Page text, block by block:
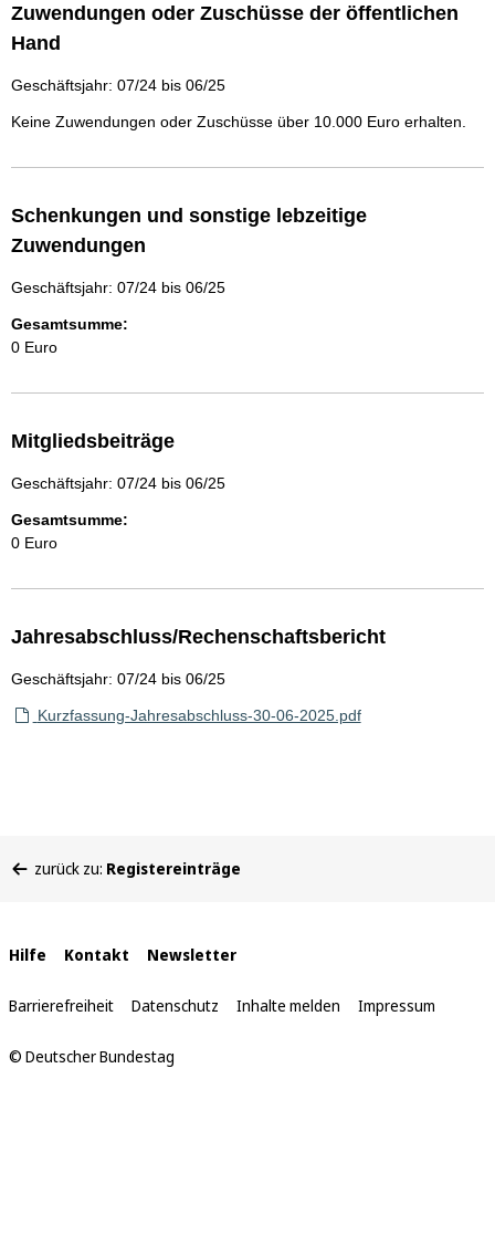
Zuwendungen oder Zuschüsse der öffentlichen
Hand
Geschäftsjahr: 07/24 bis 06/25
Keine Zuwendungen oder Zuschüsse über 10.000 Euro erhalten.
Schenkungen und sonstige lebzeitige
Zuwendungen
Geschäftsjahr: 07/24 bis 06/25
Gesamtsumme:
0 Euro
Mitgliedsbeiträge
Geschäftsjahr: 07/24 bis 06/25
Gesamtsumme:
0 Euro
Jahresabschluss/Rechenschaftsbericht
Geschäftsjahr: 07/24 bis 06/25
Kurzfassung-Jahresabschluss-30-06-2025.pdf
befinden
zurück zu: Registereinträge
Interne
Links
Hilfe Kontakt Newsletter
Barrierefreiheit Datenschutz Inhalte melden Impressum
© Deutscher Bundestag